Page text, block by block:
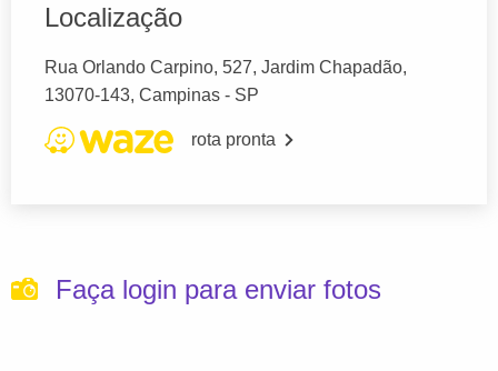
Localização
Rua Orlando Carpino, 527, Jardim Chapadão,
13070-143, Campinas - SP
rota pronta
Faça login para enviar fotos